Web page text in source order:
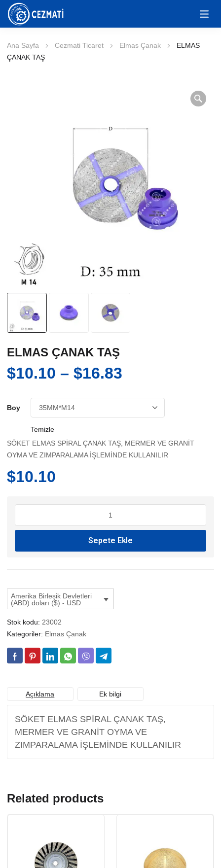
Ana Sayfa Cezmati Ticaret Elmas Çanak
ELMAS
ÇANAK TAŞ
ELMAS ÇANAK TAŞ
$10.10 – $16.83
$10.10
-
Boy
Temizle
SÖKET ELMAS SPİRAL ÇANAK TAŞ, MERMER VE GRANİT
OYMA VE ZIMPARALAMA İŞLEMİNDE KULLANILIR
$10.10
TAŞ
Sepete Ekle
Amerika Birleşik Devletleri
(ABD) doları ($) - USD
Stok kodu: 23002
Kategoriler: Elmas Çanak
Açıklama Ek bilgi
SÖKET ELMAS SPİRAL ÇANAK TAŞ,
MERMER VE GRANİT OYMA VE
ZIMPARALAMA İŞLEMİNDE KULLANILIR
Related products